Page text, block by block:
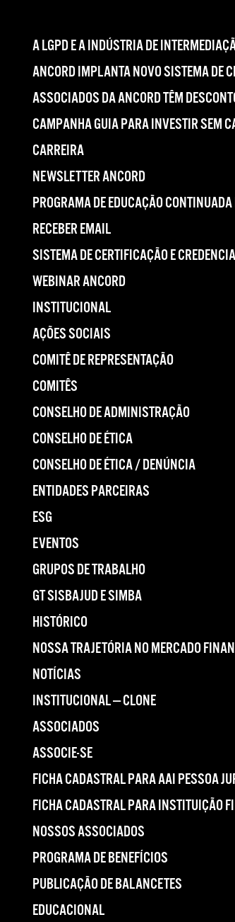
A LGPD E A INDÚSTRIA DE
ANCORD IMPLANTA NOVO SISTEMA DE
ASSOCIADOS DA ANCORD TÊM
CAMPANHA GUIA PARA INVESTIR SEM
CARREIRA
NEWSLETTER ANCORD
PROGRAMA DE EDUCAÇÃO
RECEBER EMAIL
SISTEMA DE CERTIFICAÇÃO E
WEBINAR ANCORD
INSTITUCIONAL
AÇÕES SOCIAIS
COMITÊ DE REPRESENTAÇÃO
COMITÊS
CONSELHO DE ADMINISTRAÇÃO
CONSELHO DE ÉTICA
CONSELHO DE ÉTICA / DENÚNCIA
ENTIDADES PARCEIRAS
ESG
EVENTOS
GRUPOS DE TRABALHO
GT SISBAJUD E SIMBA
HISTÓRICO
NOSSA TRAJETÓRIA NO MERCADO
NOTÍCIAS
INSTITUCIONAL — CLONE
ASSOCIADOS
ASSOCIE-SE
FICHA CADASTRAL PARA AAI PESSOA
FICHA CADASTRAL PARA INSTITUIÇÃO
NOSSOS ASSOCIADOS
PROGRAMA DE BENEFÍCIOS
PUBLICAÇÃO DE BALANCETES
EDUCACIONAL